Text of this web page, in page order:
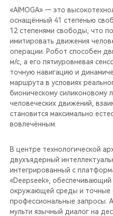
«AIMOGA» — это
оснащённый 41 степенью
12 степенями свободы, что
имитировать движения
операции. Робот способен
м/с, а его пятиуровневая
точную навигацию и
маршрута в условиях
бионическому силиконовому
человеческих движений,
становится максимально
вовлечённым.
В центре технологической
двухъядерный
интегрированный с
«Deepseek», обеспечивающий
окружающей среды и точные
профессиональные запросы.
мульти язычный диалог на